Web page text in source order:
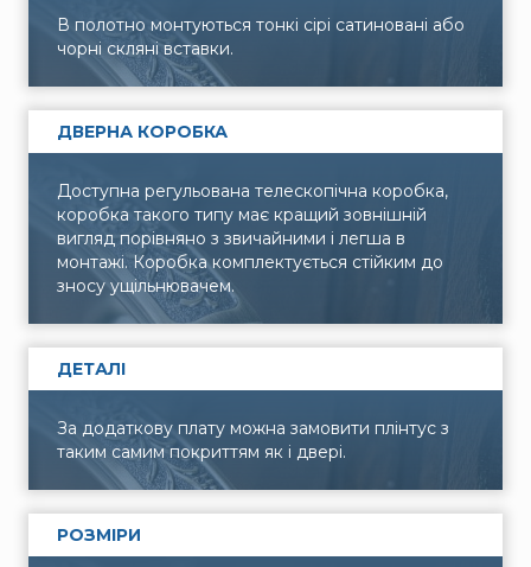
В полотно монтуються тонкі сірі сатиновані або
чорні скляні вставки.
ДВЕРНА КОРОБКА
Доступна регульована телескопічна коробка,
коробка такого типу має кращий зовнішній
вигляд порівняно з звичайними і легша в
монтажі. Коробка комплектується стійким до
зносу ущільнювачем.
ДЕТАЛІ
За додаткову плату можна замовити плінтус з
таким самим покриттям як і двері.
РОЗМІРИ